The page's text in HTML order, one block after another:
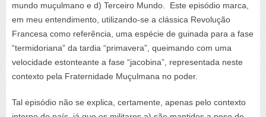
mundo muçulmano e d) Terceiro Mundo. Este episódio marca,
em meu entendimento, utilizando-se a clássica Revolução
Francesa como referência, uma espécie de guinada para a fase
“termidoriana” da tardia “primavera”, queimando com uma
velocidade estonteante a fase “jacobina”, representada neste
contexto pela Fraternidade Muçulmana no poder.
Tal episódio não se explica, certamente, apenas pelo contexto